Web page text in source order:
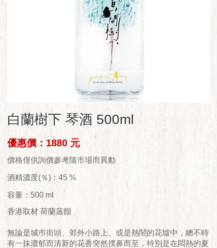
白蘭樹下 琴酒 500ml
優惠價：1880 元
價格僅供詢價參考隨市場而異動
酒精濃度(％)：45 %
容量：500 ml
香港取材 荷蘭蒸餾
無論是城巿街頭、郊外小路上、或是熱鬧的花墟中，總不時
有一抹濃郁而清新的花香突然撲鼻而至，特別是在悶熱的夏